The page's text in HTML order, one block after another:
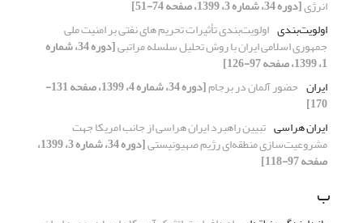
انرژی[دوره 34، شماره 3، 1399، صفحه 74-51]
اولویت‌بندی اولویت‌بندی تأثیرات تحریم های نفتی بر امنیت ملی
جمهوری اسلامی ایران با روش تحلیل سلسله مراتبی [دوره 34، شماره
1، 1399، صفحه 97-126]
ایران حضور آلمان در برجام [دوره 34، شماره 4، 1399، صفحه 131-
170]
ایران هراسی تبیین راهبرد ایران هراسی از جانب امریکا جهت
مشروعیت‌سازی منطقه‌ای رژیم صهیونیستی [دوره 34، شماره 3، 1399،
صفحه 97-118]
ب